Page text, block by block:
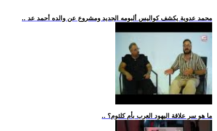
.. محمد عدوية يكشف كواليس ألبومه الجديد ومشروع عن والده أحمد عد
.. ما هو سر علاقة اليهود العرب بأم كلثوم؟